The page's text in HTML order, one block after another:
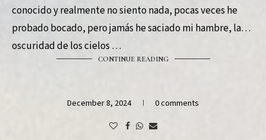
conocido y realmente no siento nada, pocas veces he
probado bocado, pero jamás he saciado mi hambre, la
oscuridad de los cielos …
CONTINUE READING
December 8, 2024 0 comments